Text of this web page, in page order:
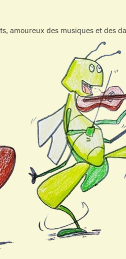
amoureux des musiques et des